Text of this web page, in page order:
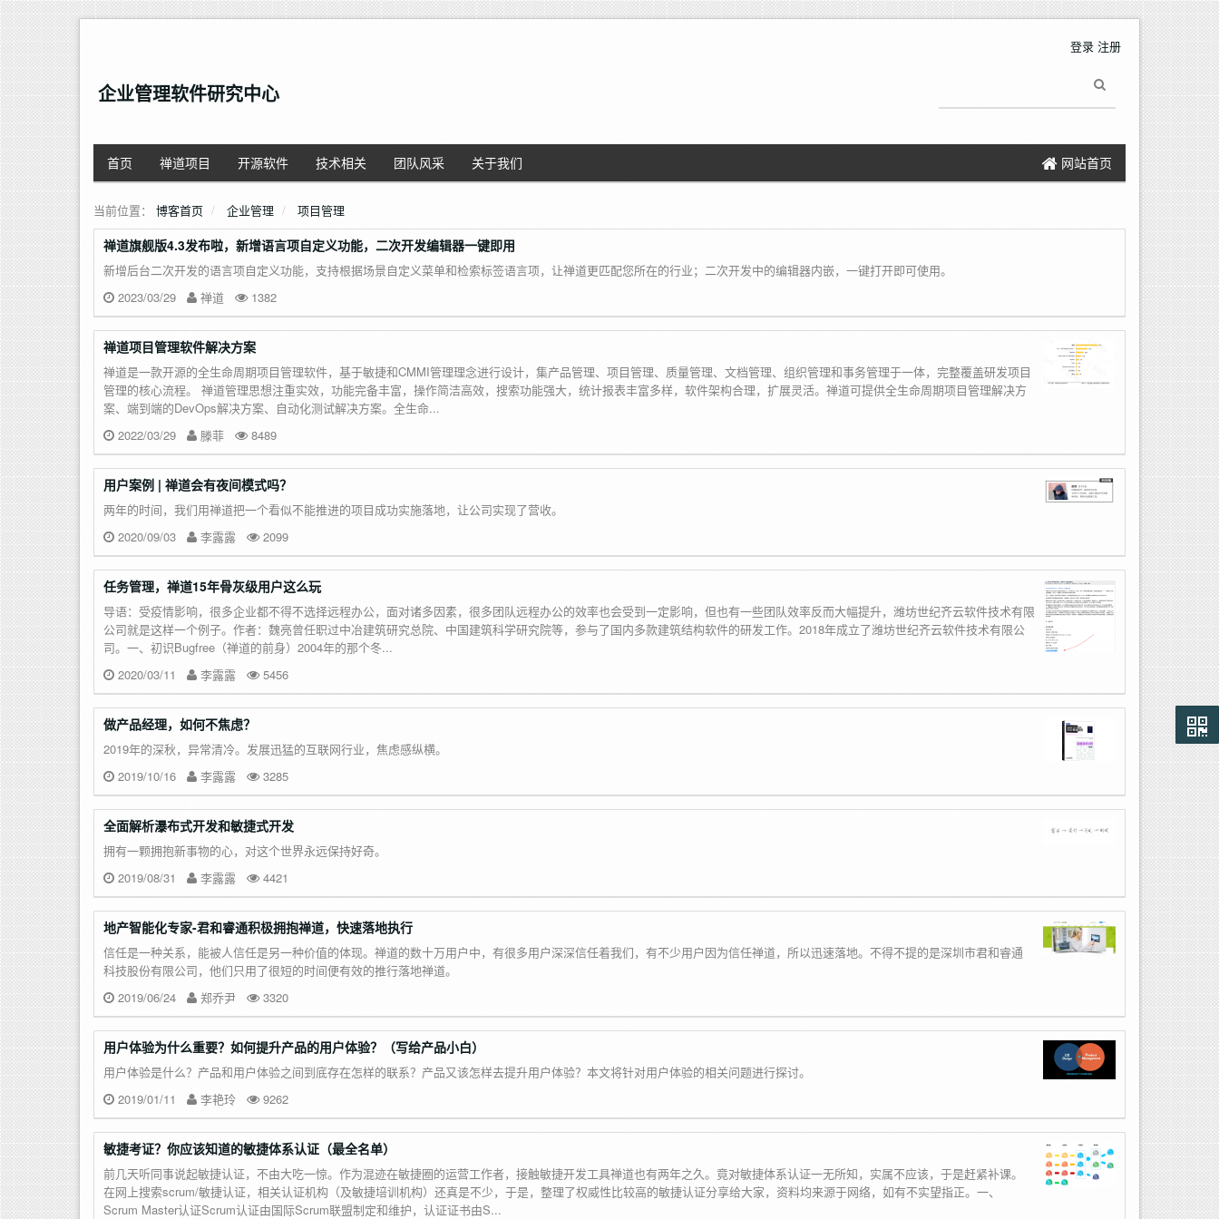
登录 注册
企业管理软件研究中心
首页 禅道项目 开源软件 技术相关 团队风采 关于我们 网站首页
当前位置： 博客首页 企业管理 项目管理
禅道旗舰版4.3发布啦，新增语言项自定义功能，二次开发编辑器一键即用
新增后台二次开发的语言项自定义功能，支持根据场景自定义菜单和检索标签语言项，让禅道更匹配您所在的行业；二次开发中的编辑器内嵌，一键打开即可使用。
2023/03/29
禅道 1382
禅道项目管理软件解决方案
禅道是一款开源的全生命周期项目管理软件，基于敏捷和CMMI管理理念进行设计，集产品管理、项目管理、质量管理、文档管理、组织管理和事务管理于一体，完整覆盖研发项目
管理的核心流程。 禅道管理思想注重实效，功能完备丰富，操作简洁高效，搜索功能强大，统计报表丰富多样，软件架构合理，扩展灵活。禅道可提供全生命周期项目管理解决方
案、端到端的DevOps解决方案、自动化测试解决方案。全生命...
2022/03/29
滕菲 8489
用户案例 | 禅道会有夜间模式吗？
两年的时间，我们用禅道把一个看似不能推进的项目成功实施落地，让公司实现了营收。
2020/09/03
李露露 2099
任务管理，禅道15年骨灰级用户这么玩
导语：受疫情影响，很多企业都不得不选择远程办公，面对诸多因素，很多团队远程办公的效率也会受到一定影响，但也有一些团队效率反而大幅提升，潍坊世纪齐云软件技术有限
公司就是这样一个例子。作者：魏亮曾任职过中冶建筑研究总院、中国建筑科学研究院等，参与了国内多款建筑结构软件的研发工作。2018年成立了潍坊世纪齐云软件技术有限公
司。一、初识Bugfree（禅道的前身）2004年的那个冬...
2020/03/11
李露露 5456
做产品经理，如何不焦虑？
2019年的深秋，异常清冷。发展迅猛的互联网行业，焦虑感纵横。
2019/10/16
李露露 3285
全面解析瀑布式开发和敏捷式开发
拥有一颗拥抱新事物的心，对这个世界永远保持好奇。
2019/08/31
李露露 4421
地产智能化专家-君和睿通积极拥抱禅道，快速落地执行
信任是一种关系，能被人信任是另一种价值的体现。禅道的数十万用户中，有很多用户深深信任着我们，有不少用户因为信任禅道，所以迅速落地。不得不提的是深圳市君和睿通
科技股份有限公司，他们只用了很短的时间便有效的推行落地禅道。
2019/06/24
郑乔尹 3320
用户体验为什么重要？如何提升产品的用户体验？（写给产品小白）
用户体验是什么？产品和用户体验之间到底存在怎样的联系？产品又该怎样去提升用户体验？本文将针对用户体验的相关问题进行探讨。
2019/01/11
李艳玲 9262
敏捷考证？你应该知道的敏捷体系认证（最全名单）
前几天听同事说起敏捷认证，不由大吃一惊。作为混迹在敏捷圈的运营工作者，接触敏捷开发工具禅道也有两年之久。竟对敏捷体系认证一无所知，实属不应该，于是赶紧补课。
在网上搜索scrum/敏捷认证，相关认证机构（及敏捷培训机构）还真是不少，于是，整理了权威性比较高的敏捷认证分享给大家，资料均来源于网络，如有不实望指正。一、
Scrum Master认证Scrum认证由国际Scrum联盟制定和维护，认证证书由S...